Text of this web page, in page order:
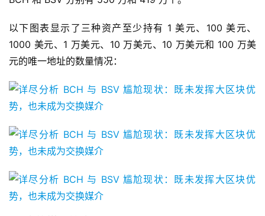
以下图表显示了三种资产至少持有 1 美元、100 美元、
1000 美元、1 万美元、10 万美元、10 万美元和 100 万美
元的唯一地址的数量情况：